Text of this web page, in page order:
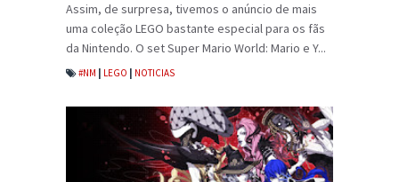
Assim, de surpresa, tivemos o anúncio de mais
uma coleção LEGO bastante especial para os fãs
da Nintendo. O set Super Mario World: Mario e Y...
#NM LEGO NOTICIAS